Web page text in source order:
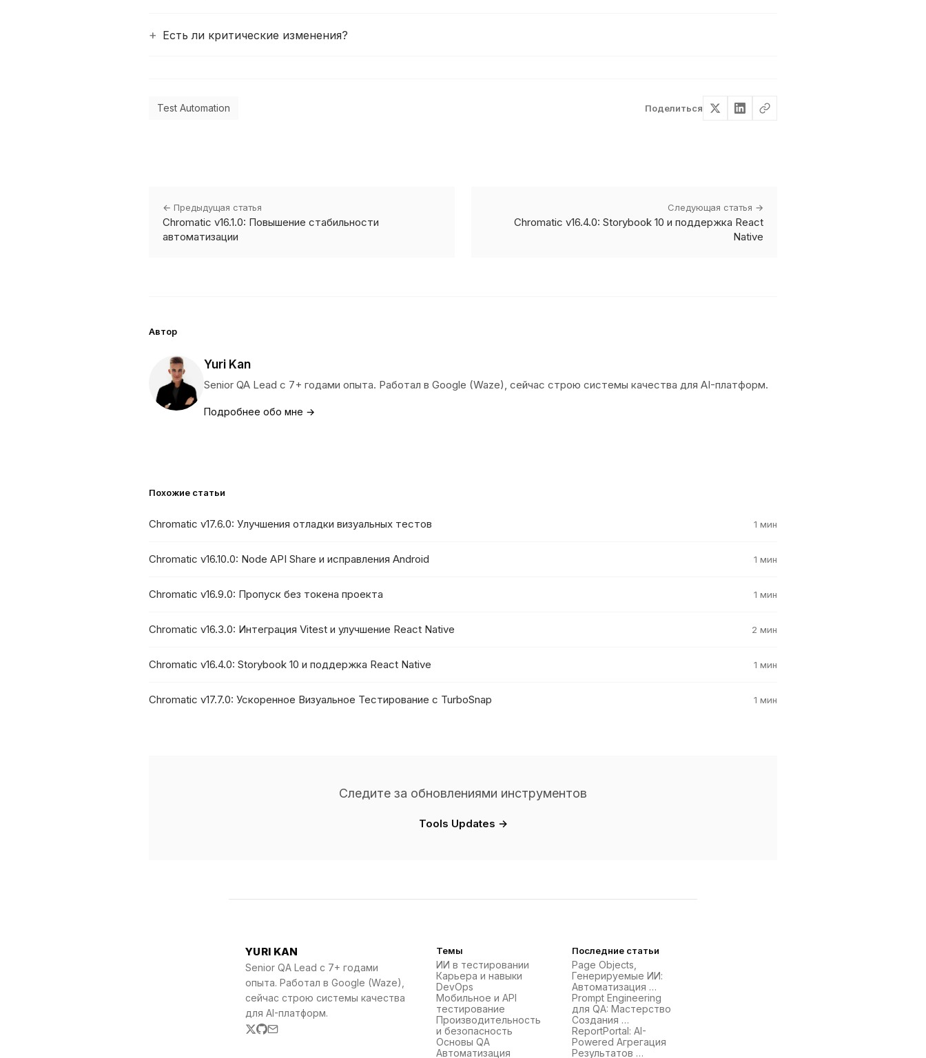
Есть ли критические изменения?
Test Automation Поделиться
← Предыдущая статья
Chromatic v16.1.0: Повышение стабильности
автоматизации
Следующая статья →
Chromatic v16.4.0: Storybook 10 и поддержка React
Native
Автор
Yuri Kan
Senior QA Lead с 7+ годами опыта. Работал в Google (Waze), сейчас строю системы качества для AI-платформ.
Подробнее обо мне →
Похожие статьи
Chromatic v17.6.0: Улучшения отладки визуальных тестов 1 мин
Chromatic v16.10.0: Node API Share и исправления Android 1 мин
Chromatic v16.9.0: Пропуск без токена проекта 1 мин
Chromatic v16.3.0: Интеграция Vitest и улучшение React Native 2 мин
Chromatic v16.4.0: Storybook 10 и поддержка React Native 1 мин
Chromatic v17.7.0: Ускоренное Визуальное Тестирование с TurboSnap 1 мин
Следите за обновлениями инструментов
Tools Updates →
YURI KAN
Senior QA Lead с 7+ годами
опыта. Работал в Google (Waze),
сейчас строю системы качества
для AI-платформ.
Темы
ИИ в тестировании
Карьера и навыки
DevOps
Мобильное и API
тестирование
Производительность
и безопасность
Основы QA
Автоматизация
Последние статьи
Page Objects,
Генерируемые ИИ:
Автоматизация …
Prompt Engineering
для QA: Мастерство
Создания …
ReportPortal: AI-
Powered Агрегация
Результатов …